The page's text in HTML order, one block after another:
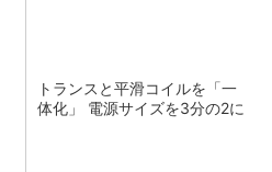
トランスと平滑コイルを「一
体化」 電源サイズを3分の2に